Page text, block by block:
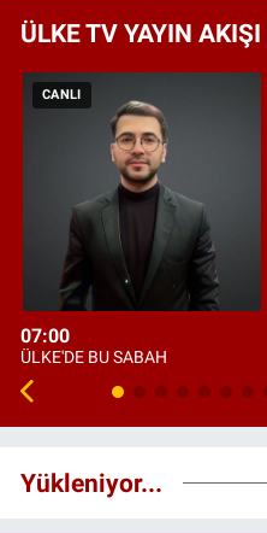
ÜLKE TV YAYIN AKIŞI
CANLI
07:00
ÜLKE'DE BU SABAH
Yükleniyor...